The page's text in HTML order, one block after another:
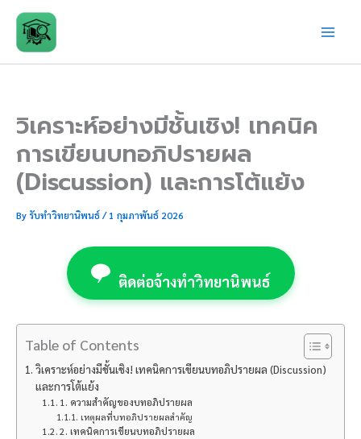
content
วิเคราะห์อย่างมีชั้นเชิง! เทคนิค
การเขียนบทอภิปรายผล
(Discussion) และการโต้แย้ง
Byรับทำวิทยานิพนธ์/1 กุมภาพันธ์ 2026
ติดต่อจ้างทำวิทยานิพนธ์
Table of Contents
วิเคราะห์อย่างมีชั้นเชิง! เทคนิคการเขียนบทอภิปรายผล (Discussion)
และการโต้แย้ง
1. ความสำคัญของบทอภิปรายผล
เหตุผลที่บทอภิปรายผลสำคัญ
2. เทคนิคการเขียนบทอภิปรายผล